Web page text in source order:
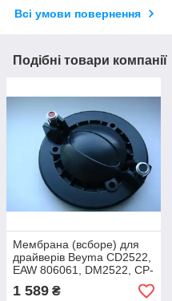
Всі умови повернення
Подібні товари компанії
Мембрана (всборе) для
драйверів Beyma CD2522,
EAW 806061, DM2522, CP-
385ND, FR129, FR129Z
1 589 ₴